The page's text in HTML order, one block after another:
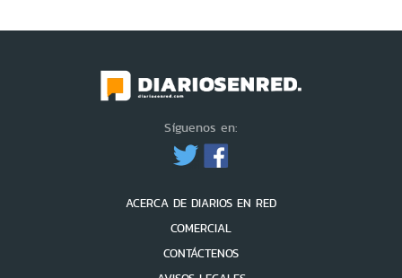
Síguenos en:
ACERCA DE DIARIOS EN RED
COMERCIAL
CONTÁCTENOS